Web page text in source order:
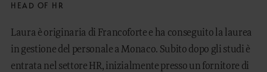
HEAD OF HR
Laura è originaria di Francoforte e ha conseguito la laurea
in gestione del personale a Monaco. Subito dopo gli studi è
entrata nel settore HR, inizialmente presso un fornitore di